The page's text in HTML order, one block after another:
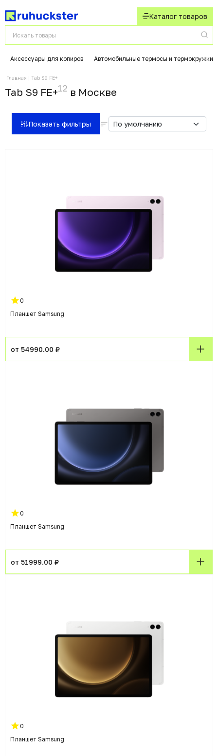
Каталог товаров
Аксессуары для копиров Автомобильные термосы и термокружки
Главная Tab S9 FE+
Tab S9 FE+12 в Москвe
Показать фильтры
0
Планшет Samsung
от 54990.00 ₽
0
Планшет Samsung
от 51999.00 ₽
0
Планшет Samsung